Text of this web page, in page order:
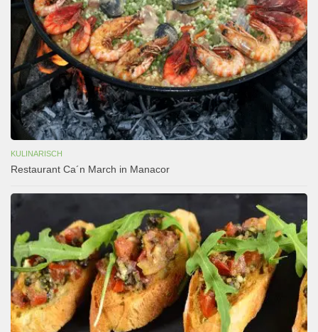
KULINARISCH
Restaurant Ca´n March in Manacor